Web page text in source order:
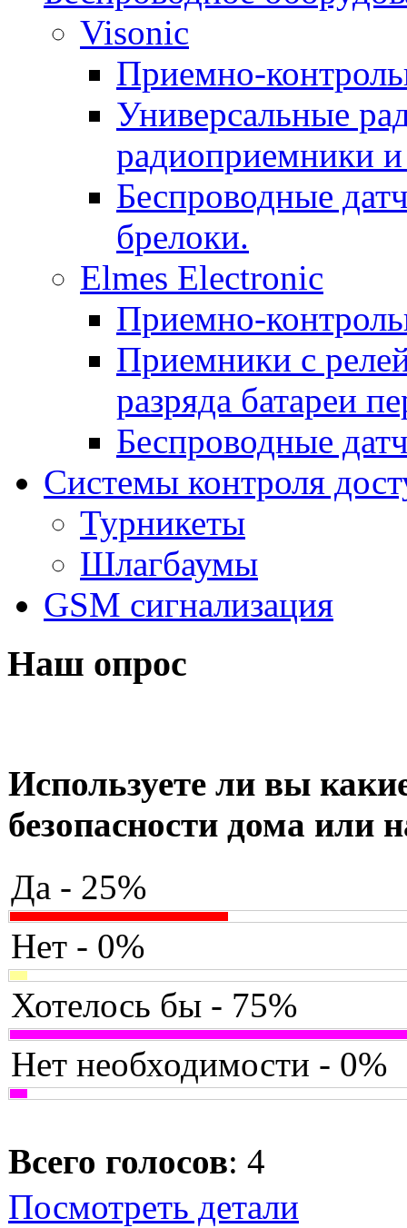
Visonic
Приемно-
Универсальные
радиоприемники
Беспроводные
брелоки.
Elmes Electronic
Приемно-
Приемники с
разряда батареи
Беспроводные
Системы контроля
Турникеты
Шлагбаумы
GSM сигнализация
Наш опрос
Используете ли вы
безопасности дома или
Да - 25%
Нет - 0%
Хотелось бы - 75%
Нет необходимости - 0%
Всего голосов: 4
Посмотреть детали